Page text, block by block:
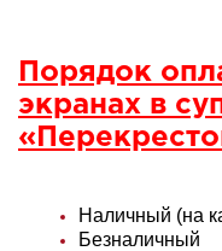
Порядок
экранах в
Наличный (на
Безналичный